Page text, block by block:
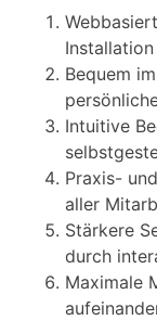
Bequem
Intuitive
Praxis-
aller
Stärkere
durch
Maximale